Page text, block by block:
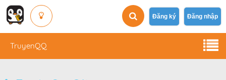
Đăng ký Đăng nhập
TruyenQQ